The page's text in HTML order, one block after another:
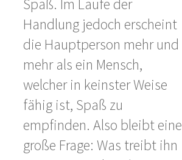
Spaß. Im Laufe der
Handlung jedoch erscheint
die Hauptperson mehr und
mehr als ein Mensch,
welcher in keinster Weise
fähig ist, Spaß zu
empfinden. Also bleibt eine
große Frage: Was treibt ihn